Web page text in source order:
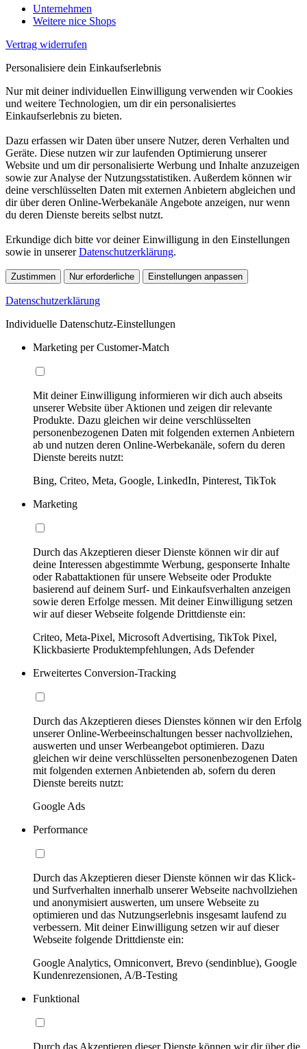
Unternehmen
Weitere nice Shops
Vertrag widerrufen
Personalisiere dein Einkaufserlebnis
Nur mit deiner individuellen Einwilligung verwenden wir Cookies
und weitere Technologien, um dir ein personalisiertes
Einkaufserlebnis zu bieten.
Dazu erfassen wir Daten über unsere Nutzer, deren Verhalten und
Geräte. Diese nutzen wir zur laufenden Optimierung unserer
Website und um dir personalisierte Werbung und Inhalte anzuzeigen
sowie zur Analyse der Nutzungsstatistiken. Außerdem können wir
deine verschlüsselten Daten mit externen Anbietern abgleichen und
dir über deren Online-Werbekanäle Angebote anzeigen, nur wenn
du deren Dienste bereits selbst nutzt.
Erkundige dich bitte vor deiner Einwilligung in den Einstellungen
sowie in unsererDatenschutzerklärung.
Zustimmen Nur erforderliche Einstellungen anpassen
Datenschutzerklärung
Individuelle Datenschutz-Einstellungen
Marketing per Customer-Match
Mit deiner Einwilligung informieren wir dich auch abseits
unserer Website über Aktionen und zeigen dir relevante
Produkte. Dazu gleichen wir deine verschlüsselten
personenbezogenen Daten mit folgenden externen Anbietern
ab und nutzen deren Online-Werbekanäle, sofern du deren
Dienste bereits nutzt:
Bing, Criteo, Meta, Google, LinkedIn, Pinterest, TikTok
Marketing
Durch das Akzeptieren dieser Dienste können wir dir auf
deine Interessen abgestimmte Werbung, gesponserte Inhalte
oder Rabattaktionen für unsere Webseite oder Produkte
basierend auf deinem Surf- und Einkaufsverhalten anzeigen
sowie deren Erfolge messen. Mit deiner Einwilligung setzen
wir auf dieser Webseite folgende Drittdienste ein:
Criteo, Meta-Pixel, Microsoft Advertising, TikTok Pixel,
Klickbasierte Produktempfehlungen, Ads Defender
Erweitertes Conversion-Tracking
Durch das Akzeptieren dieses Dienstes können wir den Erfolg
unserer Online-Werbeeinschaltungen besser nachvollziehen,
auswerten und unser Werbeangebot optimieren. Dazu
gleichen wir deine verschlüsselten personenbezogenen Daten
mit folgenden externen Anbietenden ab, sofern du deren
Dienste bereits nutzt:
Google Ads
Performance
Durch das Akzeptieren dieser Dienste können wir das Klick-
und Surfverhalten innerhalb unserer Webseite nachvollziehen
und anonymisiert auswerten, um unsere Webseite zu
optimieren und das Nutzungserlebnis insgesamt laufend zu
verbessern. Mit deiner Einwilligung setzen wir auf dieser
Webseite folgende Drittdienste ein:
Google Analytics, Omniconvert, Brevo (sendinblue), Google
Kundenrezensionen, A/B-Testing
Funktional
Durch das Akzeptieren dieser Dienste können wir dir über die